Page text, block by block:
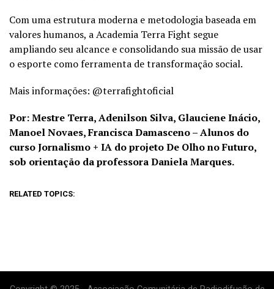
Com uma estrutura moderna e metodologia baseada em
valores humanos, a Academia Terra Fight segue
ampliando seu alcance e consolidando sua missão de usar
o esporte como ferramenta de transformação social.
Mais informações: @terrafightoficial
Por: Mestre Terra, Adenilson Silva, Glauciene Inácio,
Manoel Novaes, Francisca Damasceno – Alunos do
curso Jornalismo + IA do projeto De Olho no Futuro,
sob orientação da professora Daniela Marques.
RELATED TOPICS: